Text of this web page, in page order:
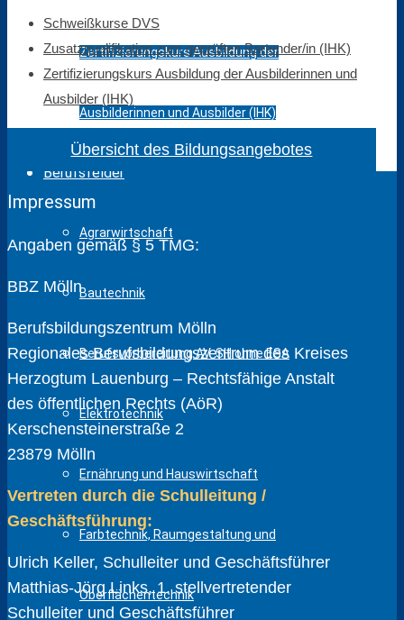
Zertifizierungskurs Ausbildung der
Ausbilderinnen und Ausbilder (IHK)
Berufsfelder
Agrarwirtschaft
Bautechnik
Berufsvorbereitung AV-SH ohne ESA
Elektrotechnik
Ernährung und Hauswirtschaft
Farbtechnik, Raumgestaltung und
Oberflächentechnik
Schweißkurse DVS
Zusatzqualifikation zum geprüften Bartender/in (IHK)
Zertifizierungskurs Ausbildung der Ausbilderinnen und
Ausbilder (IHK)
Übersicht des Bildungs­ange­botes
Impressum
Angaben gemäß § 5 TMG:
BBZ Mölln
Berufsbildungszentrum Mölln
Regionales Berufsbildungszentrum des Kreises
Herzogtum Lauenburg – Rechtsfähige Anstalt
des öffentlichen Rechts (AöR)
Kerschensteinerstraße 2
23879 Mölln
Vertreten durch die Schulleitung /
Geschäftsführung:
Ulrich Keller, Schulleiter und Geschäftsführer
Matthias-Jörg Links, 1. stellvertretender
Schulleiter und Geschäftsführer